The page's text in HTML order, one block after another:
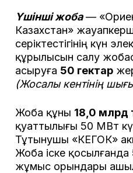
Үшінші жоба—
Казахстан»
серіктестігінің күн
құрылысын салу
асыруға 50 гектар
(Жосалы кентінің
Жоба құны 18,0 млрд
қуаттылығы 50 МВт
Тұтынушы «КЕГОК»
Жоба іске қосылғанда
жұмыс орындары